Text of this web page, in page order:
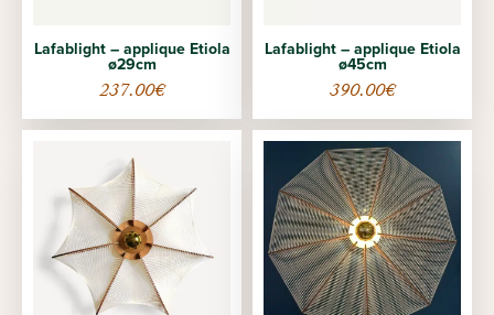
Lafablight – applique Etiola
ø29cm
237.00€
Lafablight – applique Etiola
ø45cm
390.00€